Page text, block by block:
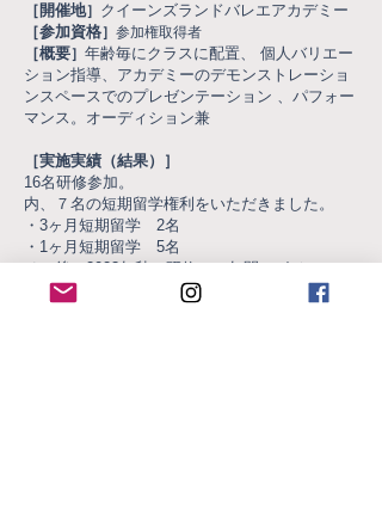
［開催地］ クイーンズランドバレエアカデミー
［参加資格］ 参加権取得者
［概要］ 年齢毎にクラスに配置、 個人バリエー
ション指導、アカデミーのデモンストレーショ
ンスペースでのプレゼンテーション 、パフォー
マンス。オーディション兼
［実施実績（結果）］
16名研修参加。
内、７名の短期留学権利をいただきました。
・3ヶ月短期留学 2名
・1ヶ月短期留学 5名
その後、2023年秋の研修にて年間ppp/ジュニア
カンパニー選抜2名